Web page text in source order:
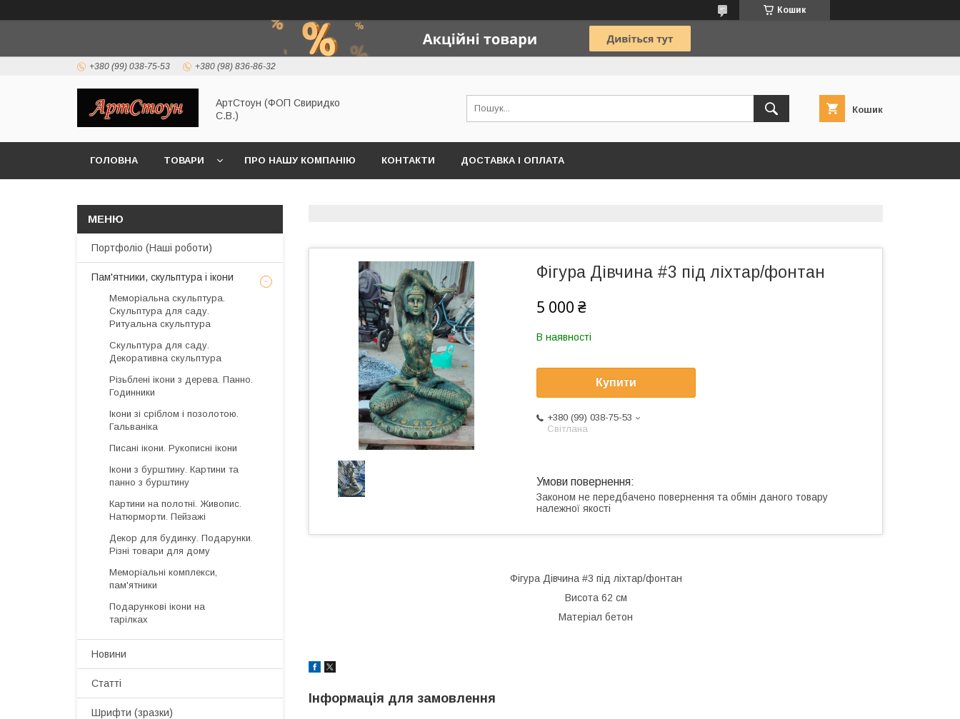
Кошик
+380 (99) 038-75-53 +380 (98) 836-86-32
АртСтоун (ФОП Свиридко
С.В.)
Кошик
ГОЛОВНА ТОВАРИ ПРО НАШУ КОМПАНІЮ КОНТАКТИ ДОСТАВКА І ОПЛАТА
Фігура Дівчина #3 під ліхтар/фонтан
5 000 ₴
В наявності
Купити
+380 (99) 038-75-53
Світлана
Законом не передбачено повернення та обмін даного товару
належної якості
Фігура Дівчина #3 під ліхтар/фонтан
Висота 62 см
Матеріал бетон
Інформація для замовлення
Портфоліо (Наші роботи)
Пам'ятники, скульптура і ікони
Меморіальна скульптура.
Скульптура для саду.
Ритуальна скульптура
Скульптура для саду.
Декоративна скульптура
Різьблені ікони з дерева. Панно.
Годинники
Ікони зі сріблом і позолотою.
Гальваніка
Писані ікони. Рукописні ікони
Ікони з бурштину. Картини та
панно з бурштину
Картини на полотні. Живопис.
Натюрморти. Пейзажі
Декор для будинку. Подарунки.
Різні товари для дому
Меморіальні комплекси,
пам'ятники
Подарункові ікони на
тарілках
Новини
Статті
Шрифти (зразки)